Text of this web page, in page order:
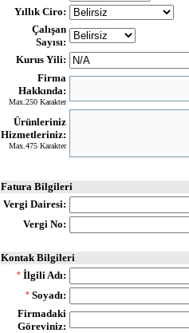
Yıllık Ciro:
Çalışan
Sayısı:
Kurus Yili:
Firma
Hakkında:
Max.250 Karakter
Ürünleriniz
Hizmetleriniz:
Max.475 Karakter
Fatura Bilgileri
Vergi Dairesi:
Vergi No:
Kontak Bilgileri
* İlgili Adı:
* Soyadı:
Firmadaki
Göreviniz: